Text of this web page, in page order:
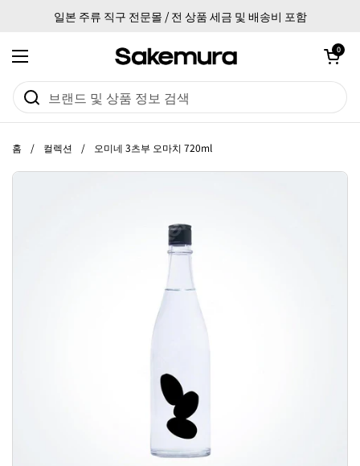
일본 주류 직구 전문몰 / 전 상품 세금 및 배송비 포함
메뉴 열기
카트 열기
0
홈 / 컬렉션 / 오미네 3츠부 오마치 720ml